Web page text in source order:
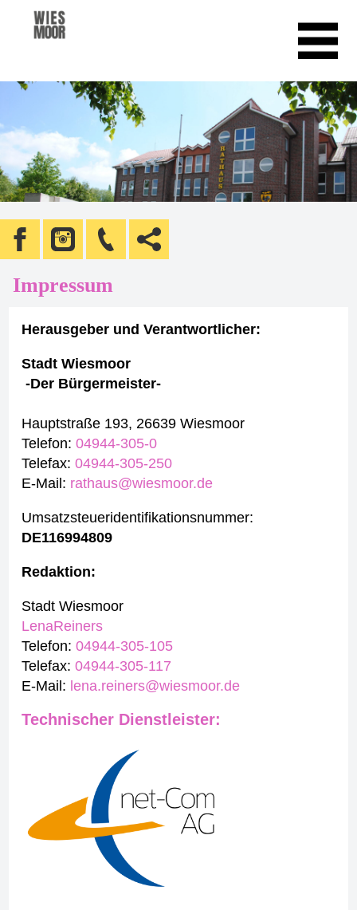
Impressum
Herausgeber und Verantwortlicher:
Stadt Wiesmoor
-Der Bürgermeister-
Hauptstraße 193, 26639 Wiesmoor
Telefon:04944-305-0
Telefax:04944-305-250
E-Mail: rathaus@wiesmoor.de
Umsatzsteueridentifikationsnummer:
DE116994809
Redaktion:
Stadt Wiesmoor
LenaReiners
Telefon:04944-305-105
Telefax:04944-305-117
E-Mail: lena.reiners@wiesmoor.de
Technischer Dienstleister: